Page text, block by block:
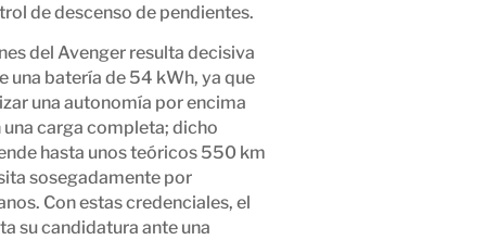
de descenso de pendientes.
del Avenger resulta decisiva
una batería de 54 kWh, ya que
una autonomía por encima
carga completa; dicho
hasta unos teóricos 550 km
sosegadamente por
Con estas credenciales, el
su candidatura ante una